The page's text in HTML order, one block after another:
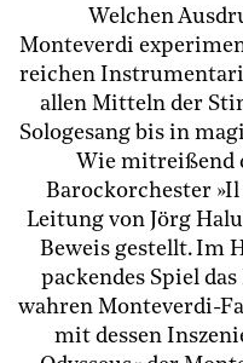
Welchen
Monteverdi
reichen
allen Mitteln der
Sologesang bis in
Wie mitreißend
Barockorchester
Leitung von Jörg
Beweis gestellt. Im
packendes Spiel
wahren Monteverdi-
mit dessen